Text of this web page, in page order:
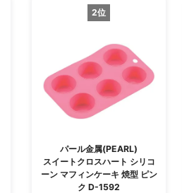
2位
パール金属(PEARL)
スイートクロスハート シリコ
ーン マフィンケーキ 焼型 ピン
ク D-1592